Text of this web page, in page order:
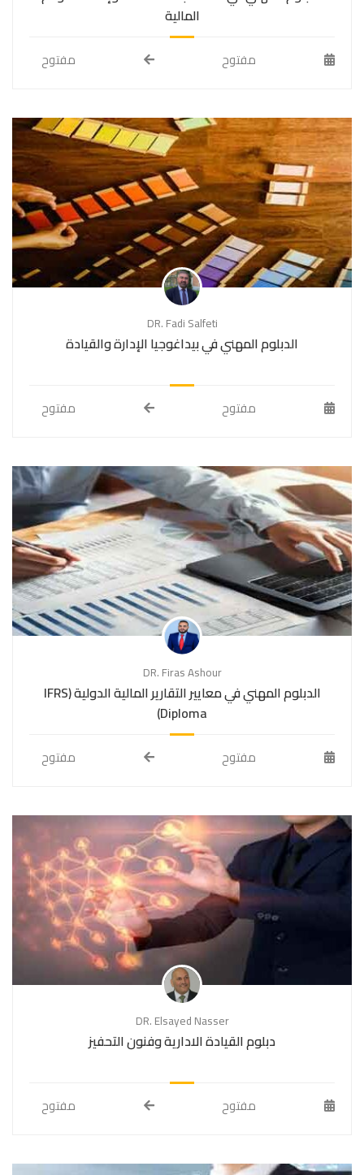
المالية
مفتوح مفتوح
DR. Fadi Salfeti
الدبلوم المهني في بيداغوجيا الإدارة والقيادة
مفتوح مفتوح
DR. Firas Ashour
الدبلوم المهني في معايير التقارير المالية الدولية (IFRS
Diploma)
مفتوح مفتوح
DR. Elsayed Nasser
دبلوم القيادة الادارية وفنون التحفيز
مفتوح مفتوح